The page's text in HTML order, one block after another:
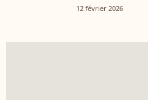
12 février 2026